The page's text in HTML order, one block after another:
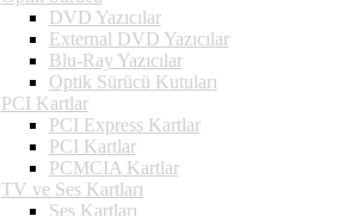
DVD Yazıcılar
External DVD Yazıcılar
Blu-Ray Yazıcılar
Optik Sürücü Kutuları
PCI Kartlar
PCI Express Kartlar
PCI Kartlar
PCMCIA Kartlar
TV ve Ses Kartları
Ses Kartları